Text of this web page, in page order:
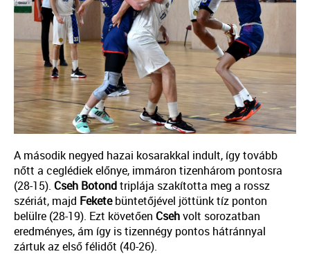
A második negyed hazai kosarakkal indult, így tovább
nőtt a ceglédiek előnye, immáron tizenhárom pontosra
(28-15). Cseh Botondtriplája szakította meg a rossz
szériát, majd Feketebüntetőjével jöttünk tíz ponton
belülre (28-19). Ezt követően Csehvolt sorozatban
eredményes, ám így is tizennégy pontos hátránnyal
zártuk az első félidőt (40-26).